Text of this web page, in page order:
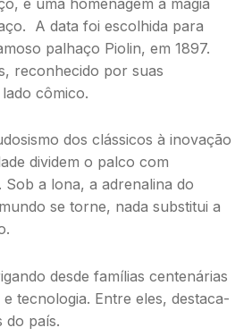
A data foi escolhida para
palhaço Piolin, em 1897.
reconhecido por suas
cômico.
dos clássicos à inovação
dividem o palco com
a lona, a adrenalina do
se torne, nada substitui a
desde famílias centenárias
tecnologia. Entre eles, destaca-
do país.